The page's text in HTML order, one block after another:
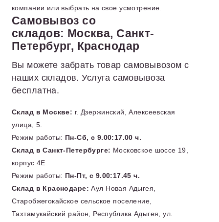
компании или выбрать на свое усмотрение.
Самовывоз со
складов: Москва, Санкт-
Петербург, Краснодар
Вы можете забрать товар самовывозом с
наших складов. Услуга самовывоза
бесплатна.
Склад в Москве: г. Дзержинский, Алексеевская
улица, 5.
Режим работы: Пн-Сб, с 9.00:17.00 ч.
Склад в Санкт-Петербурге: Московское шоссе 19,
корпус 4Е
Режим работы: Пн-Пт, с 9.00:17.45 ч.
Склад в Краснодаре: Аул Новая Адыгея,
Старобжегокайское сельское поселение,
Тахтамукайский район, Республика Адыгея, ул.